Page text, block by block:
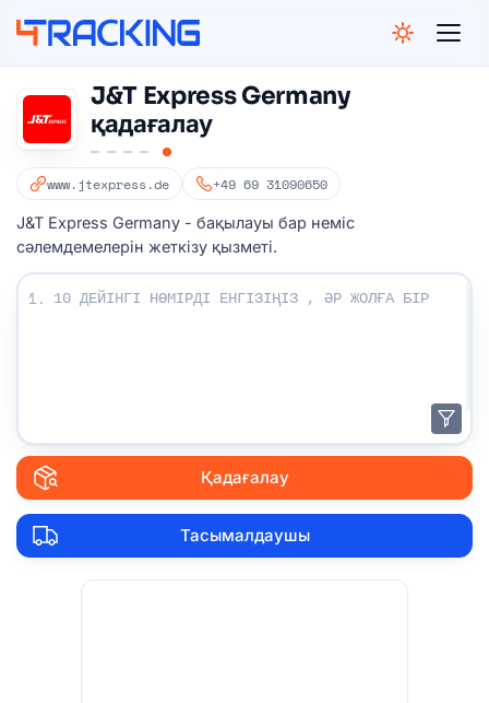
J&T Express Germany
қадағалау
www.jtexpress.de +49 69 31090650
J&T Express Germany - бақылауы бар неміс
сәлемдемелерін жеткізу қызметі.
Бақылау нөмірлеріңізді енгізіңіз:
1.
Қадағалау
Тасымалдаушы